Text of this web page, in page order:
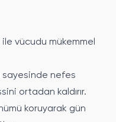
vücudu mükemmel
sayesinde nefes
ortadan kaldırır.
koruyarak gün